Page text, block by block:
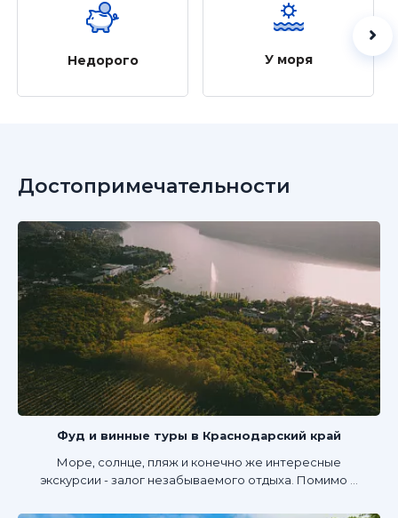
Недорого У моря
Достопримечательности
Фуд и винные туры в Краснодарский край
Море, солнце, пляж и конечно же интересные
экскурсии - залог незабываемого отдыха. Помимо ...